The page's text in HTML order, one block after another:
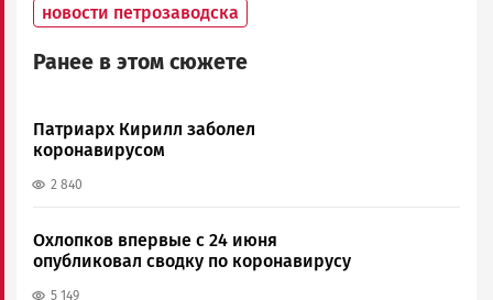
новости петрозаводска
Ранее в этом сюжете
Патриарх Кирилл заболел
коронавирусом
2 840
Охлопков впервые с 24 июня
опубликовал сводку по коронавирусу
5 149